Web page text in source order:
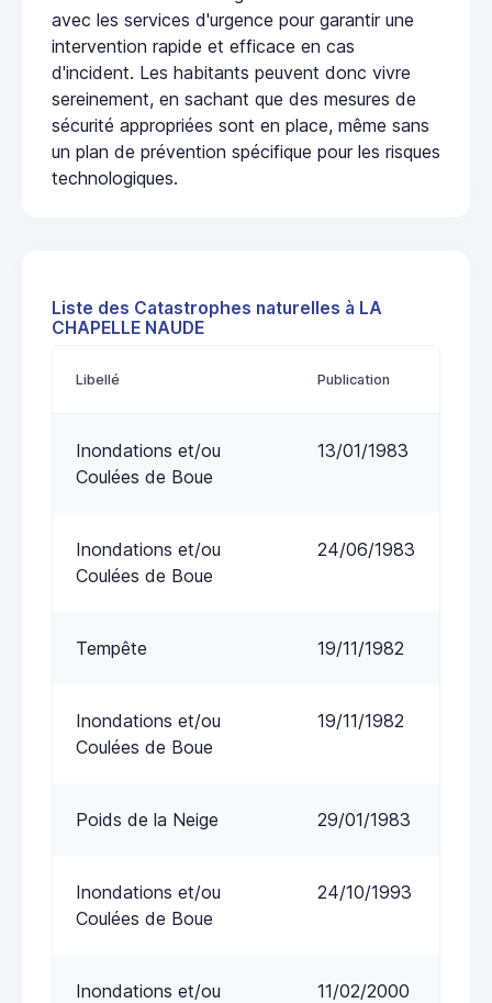
avec les services d'urgence pour garantir une
intervention rapide et efficace en cas
d'incident. Les habitants peuvent donc vivre
sereinement, en sachant que des mesures de
sécurité appropriées sont en place, même sans
un plan de prévention spécifique pour les risques
technologiques.
Liste des Catastrophes naturelles à LA
CHAPELLE NAUDE
Libellé Publication
Inondations et/ou
Coulées de Boue
13/01/1983
Inondations et/ou
Coulées de Boue
24/06/1983
Tempête 19/11/1982
Inondations et/ou
Coulées de Boue
19/11/1982
Poids de la Neige 29/01/1983
Inondations et/ou
Coulées de Boue
24/10/1993
Inondations et/ou
11/02/2000